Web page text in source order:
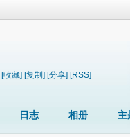
[收藏] [复制] [分享] [RSS]
日志 相册 主